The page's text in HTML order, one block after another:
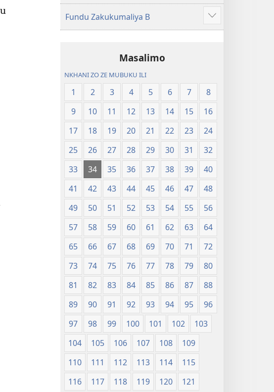
vinyaki
Fundu Zakukumaliya B
Longoni
vinyaki
Masalimo
NKHANI ZO ZE MUBUKU ILI
1 2 3 4 5 6 7
8
9
10 11 12 13 14 15
16
17
18 19 20 21 22 23
24
25
26 27 28 29 30 31
32
33
34 35 36 37 38 39
40
41
42 43 44 45 46 47
48
49
50 51 52 53 54 55
56
57
58 59 60 61 62 63
64
65
66 67 68 69 70 71
72
73
74 75 76 77 78 79
80
81
82 83 84 85 86 87
88
89
90 91 92 93 94 95
96
97
98 99 100 101 102
103
104
105 106 107 108
109
110
111 112 113 114
115
116
117 118 119 120
121